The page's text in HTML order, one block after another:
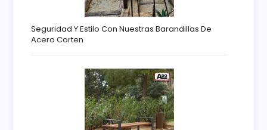
Seguridad Y Estilo Con Nuestras Barandillas De
Acero Corten